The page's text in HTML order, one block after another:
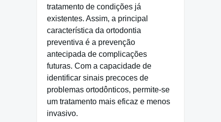
tratamento de condições já
existentes. Assim, a principal
característica da ortodontia
preventiva é a prevenção
antecipada de complicações
futuras. Com a capacidade de
identificar sinais precoces de
problemas ortodônticos, permite-se
um tratamento mais eficaz e menos
invasivo.